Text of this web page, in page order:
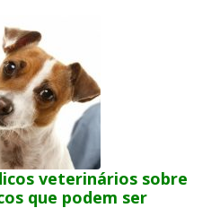
veterinários sobre
que podem ser